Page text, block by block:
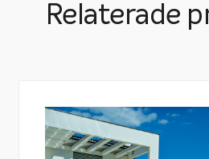
Relaterade